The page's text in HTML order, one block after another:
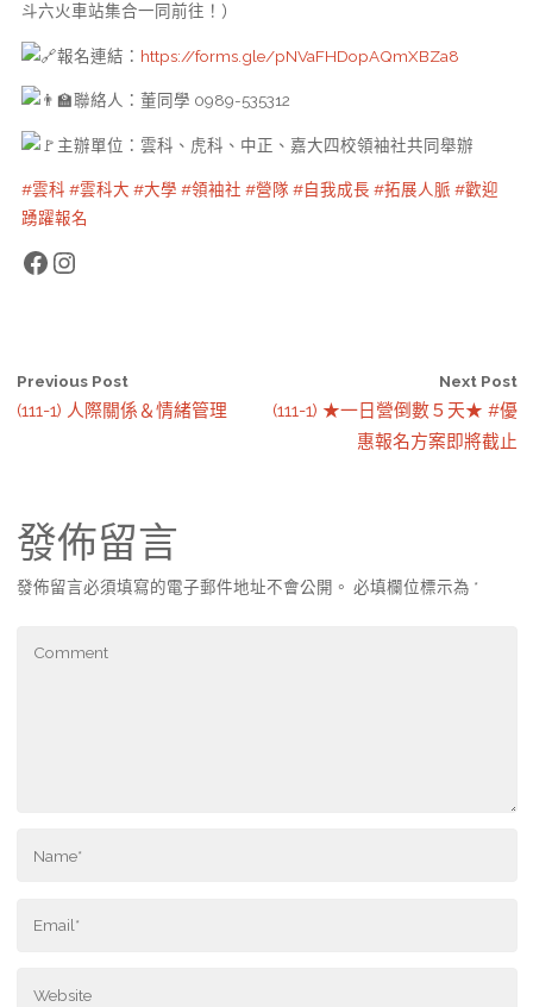
斗六火車站集合一同前往！）
報名連結： https://forms.gle/pNVaFHDopAQmXBZa8
聯絡人：董同學 0989-535312
主辦單位：雲科、虎科、中正、嘉大四校領袖社共同舉辦
#雲科 #雲科大 #大學 #領袖社 #營隊 #自我成長 #拓展人脈 #歡迎
踴躍報名
Facebook
Instagram
Previous Post
(111-1) 人際關係＆情緒管理
Next Post
(111-1) ★一日營倒數５天★ #優
惠報名方案即將截止
發佈留言
發佈留言必須填寫的電子郵件地址不會公開。 必填欄位標示為 *